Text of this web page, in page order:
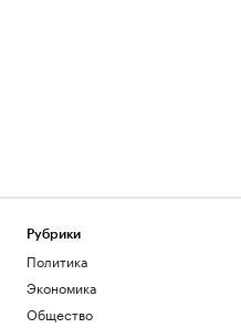
Рубрики
Политика
Экономика
Общество